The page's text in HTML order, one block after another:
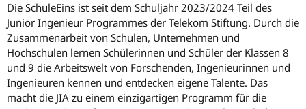
Die SchuleEins ist seit dem Schuljahr 2023/2024 Teil des
Junior Ingenieur Programmes der Telekom Stiftung. Durch die
Zusammenarbeit von Schulen, Unternehmen und
Hochschulen lernen Schülerinnen und Schüler der Klassen 8
und 9 die Arbeitswelt von Forschenden, Ingenieurinnen und
Ingenieuren kennen und entdecken eigene Talente. Das
macht die JIA zu einem einzigartigen Programm für die